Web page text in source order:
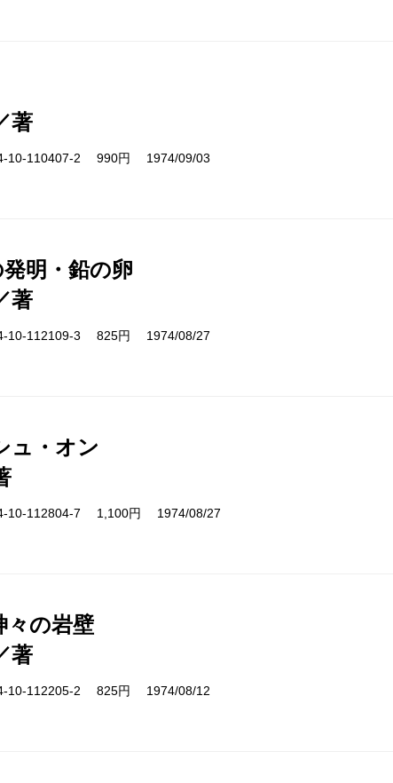
著
10-110407-2 990円 1974/09/03
明・鉛の卵
著
10-112109-3 825円 1974/08/27
ュ・オン
10-112804-7 1,100円 1974/08/27
々の岩壁
著
10-112205-2 825円 1974/08/12